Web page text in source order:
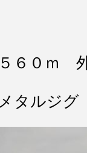
５６０ｍ
メタルジグ